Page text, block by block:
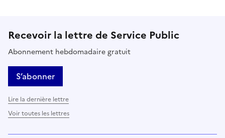
Recevoir la lettre de Service Public
Abonnement hebdomadaire gratuit
S’abonner
Lire la dernière lettre
Voir toutes les lettres